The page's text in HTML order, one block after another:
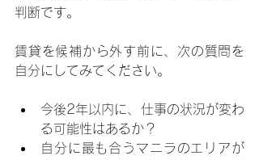
判断です。
賃貸を候補から外す前に、次の質問を
自分にしてみてください。
今後2年以内に、仕事の状況が変わ
る可能性はあるか？
自分に最も合うマニラのエリアが